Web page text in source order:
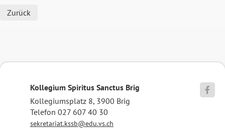
Zurück
Kollegium Spiritus Sanctus Brig
Kollegiumsplatz 8, 3900 Brig
Telefon 027 607 40 30
sekretariat.kssb@edu.vs.ch
